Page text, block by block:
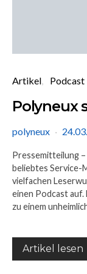
Artikel Podcast
Polyneux
polyneux
Pressemitteilung
beliebtes Service-
vielfachen
einen Podcast
zu einem
Artikel lesen